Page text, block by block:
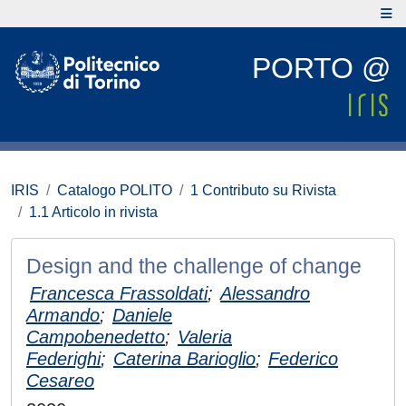
PORTO @
IRIS Catalogo POLITO
1 Contributo su Rivista
1.1 Articolo in rivista
Design and the challenge of change
Francesca Frassoldati; Alessandro
Armando; Daniele
Campobenedetto; Valeria
Federighi; Caterina Barioglio; Federico
Cesareo